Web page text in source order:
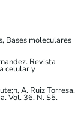
Bases moleculares
Revista
celular y
A. Ruiz Torresa.
Vol. 36. N. S5.